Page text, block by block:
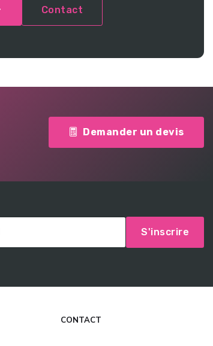
Contact
Demander un devis
S'inscrire
CONTACT